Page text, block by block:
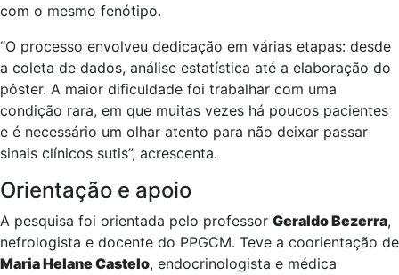
com o mesmo fenótipo.
“O processo envolveu dedicação em várias etapas: desde
a coleta de dados, análise estatística até a elaboração do
pôster. A maior dificuldade foi trabalhar com uma
condição rara, em que muitas vezes há poucos pacientes
e é necessário um olhar atento para não deixar passar
sinais clínicos sutis”, acrescenta.
Orientação e apoio
A pesquisa foi orientada pelo professor Geraldo Bezerra,
nefrologista e docente do PPGCM. Teve a coorientação de
Maria Helane Castelo, endocrinologista e médica